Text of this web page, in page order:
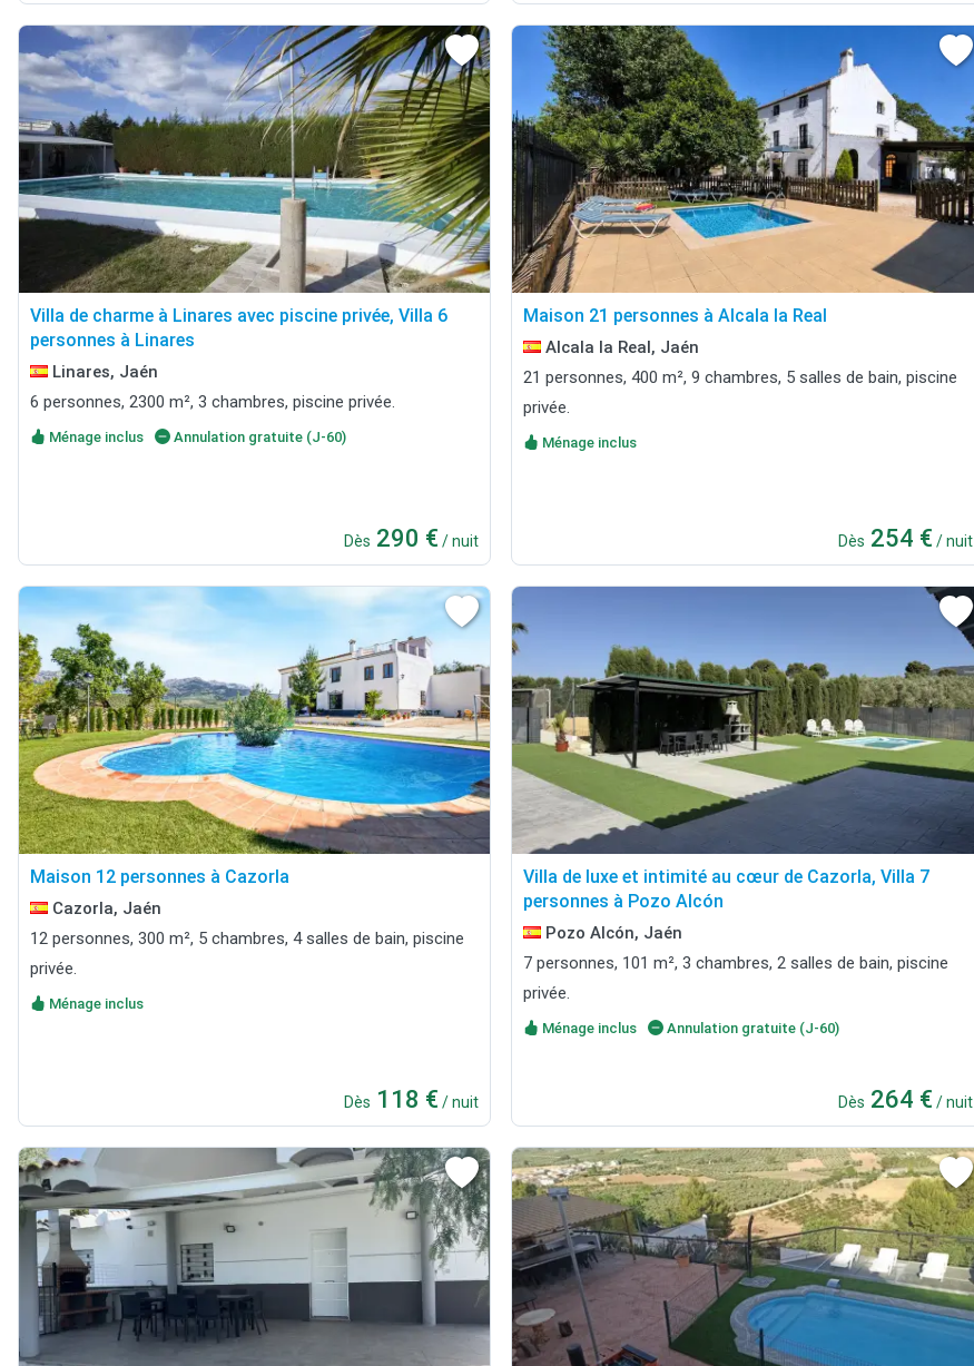
Villa de charme à Linares avec piscine privée, Villa 6
personnes à Linares
Linares, Jaén
6 personnes, 2300 m², 3 chambres, piscine privée.
Ménage inclus Annulation gratuite (J-60)
Dès 290 € / nuit
Maison 21 personnes à Alcala la Real
Alcala la Real, Jaén
21 personnes, 400 m², 9 chambres, 5 salles de bain, piscine
privée.
Ménage inclus
Dès 254 € / nuit
Maison 12 personnes à Cazorla
Cazorla, Jaén
12 personnes, 300 m², 5 chambres, 4 salles de bain, piscine
privée.
Ménage inclus
Dès 118 € / nuit
Villa de luxe et intimité au cœur de Cazorla, Villa 7
personnes à Pozo Alcón
Pozo Alcón, Jaén
7 personnes, 101 m², 3 chambres, 2 salles de bain, piscine
privée.
Ménage inclus Annulation gratuite (J-60)
Dès 264 € / nuit